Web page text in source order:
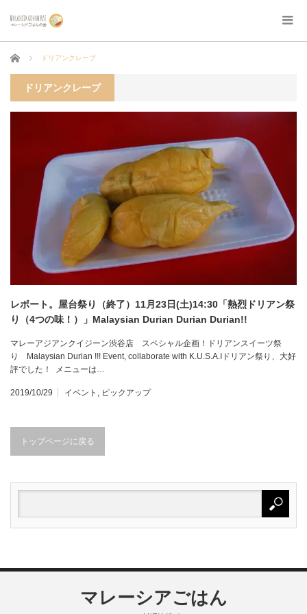
ホーム ドリアンクレープ
ドリアンクレープ
レポート。屋台祭り（終了）11月23日(土)14:30「熱烈ドリアン祭
り（4つの味！）」Malaysian Durian Durian Durian!!
マレーアジアンクイジーン渋谷店 スペシャル企画！ドリアンスイーツ祭
り Malaysian Durian !!! Event, collaborate with K.U.S.A.Iドリアン祭り、大好
評でした！ メニューは…
2019/10/29 イベント , ピックアップ
トップページに戻る
マレーシアごはん